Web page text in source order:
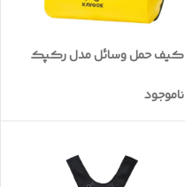
کیف حمل وسائل مدل رکپک
ناموجود